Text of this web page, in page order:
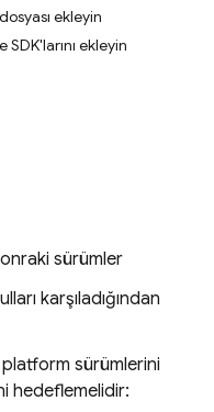
ekleyin
ekleyin
sürümler
karşıladığından
sürümlerini
hedeflemelidir: